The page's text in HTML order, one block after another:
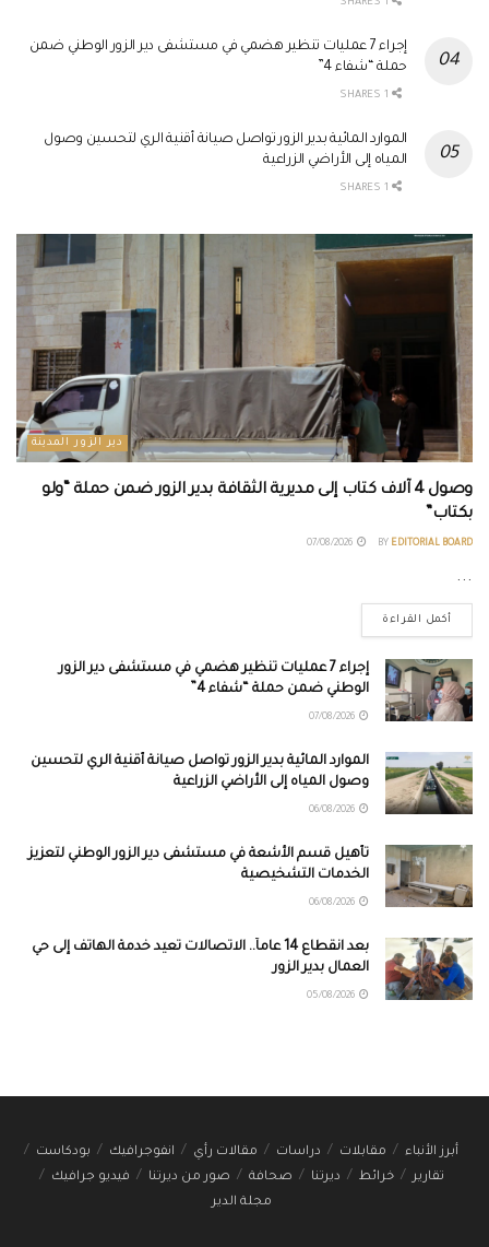
إجراء 7 عمليات تنظير هضمي في مستشفى دير الزور الوطني ضمن
حملة “شفاء 4”
الموارد المائية بدير الزور تواصل صيانة أقنية الري لتحسين وصول
المياه إلى الأراضي الزراعية
دير الزور المدينة
وصول 4 آلاف كتاب إلى مديرية الثقافة بدير الزور ضمن حملة “ولو
بكتاب”
BY EDITORIAL BOARD
...
أكمل القراءة
إجراء 7 عمليات تنظير هضمي في مستشفى دير الزور
الوطني ضمن حملة “شفاء 4”
الموارد المائية بدير الزور تواصل صيانة أقنية الري لتحسين
وصول المياه إلى الأراضي الزراعية
تأهيل قسم الأشعة في مستشفى دير الزور الوطني لتعزيز
الخدمات التشخيصية
بعد انقطاع 14 عاماً.. الاتصالات تعيد خدمة الهاتف إلى حي
العمال بدير الزور
أبرز الأنباء مقابلات دراسات مقالات رأي انفوجرافيك
بودكاست
تقارير
خرائط ديرتنا صحافة صور من ديرتنا
فيديو جرافيك
مجلة الدير